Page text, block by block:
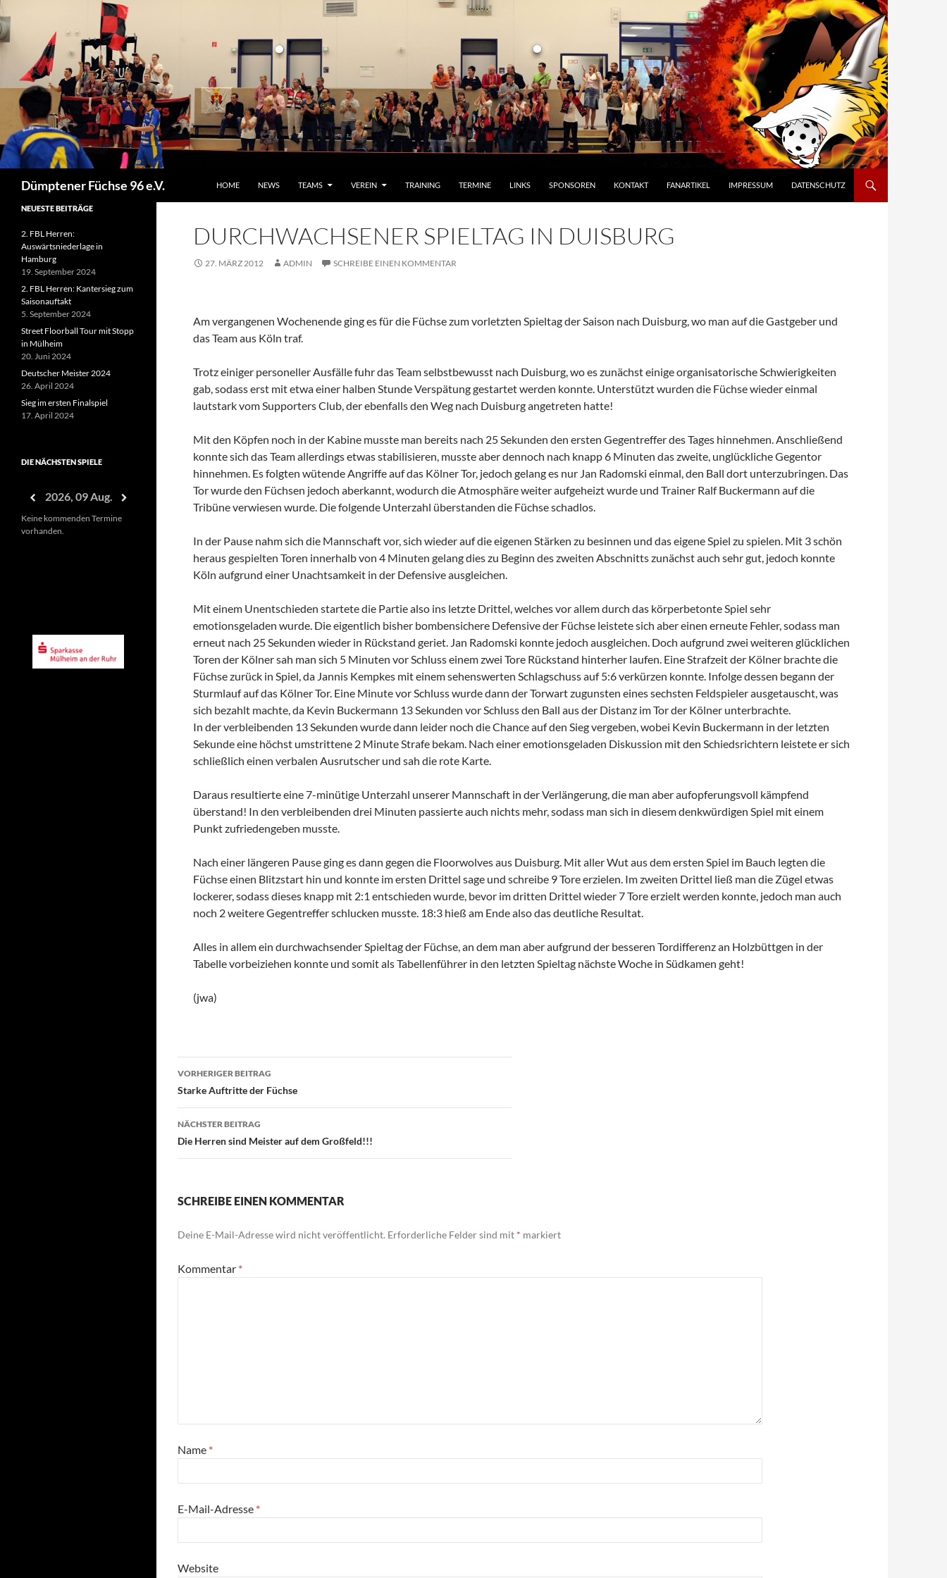
Dümptener Füchse 96 e.V.
HOME
NEWS TEAMS VEREIN TRAINING TERMINE LINKS SPONSOREN KONTAKT FANARTIKEL IMPRESSUM DATENSCHUTZ
DURCHWACHSENER SPIELTAG IN DUISBURG
27. MÄRZ 2012 ADMIN SCHREIBE EINEN KOMMENTAR
Am vergangenen Wochenende ging es für die Füchse zum vorletzten Spieltag der Saison nach Duisburg, wo man auf die Gastgeber und
das Team aus Köln traf.
Trotz einiger personeller Ausfälle fuhr das Team selbstbewusst nach Duisburg, wo es zunächst einige organisatorische Schwierigkeiten
gab, sodass erst mit etwa einer halben Stunde Verspätung gestartet werden konnte. Unterstützt wurden die Füchse wieder einmal
lautstark vom Supporters Club, der ebenfalls den Weg nach Duisburg angetreten hatte!
Mit den Köpfen noch in der Kabine musste man bereits nach 25 Sekunden den ersten Gegentreffer des Tages hinnehmen. Anschließend
konnte sich das Team allerdings etwas stabilisieren, musste aber dennoch nach knapp 6 Minuten das zweite, unglückliche Gegentor
hinnehmen. Es folgten wütende Angriffe auf das Kölner Tor, jedoch gelang es nur Jan Radomski einmal, den Ball dort unterzubringen. Das
Tor wurde den Füchsen jedoch aberkannt, wodurch die Atmosphäre weiter aufgeheizt wurde und Trainer Ralf Buckermann auf die
Tribüne verwiesen wurde. Die folgende Unterzahl überstanden die Füchse schadlos.
In der Pause nahm sich die Mannschaft vor, sich wieder auf die eigenen Stärken zu besinnen und das eigene Spiel zu spielen. Mit 3 schön
heraus gespielten Toren innerhalb von 4 Minuten gelang dies zu Beginn des zweiten Abschnitts zunächst auch sehr gut, jedoch konnte
Köln aufgrund einer Unachtsamkeit in der Defensive ausgleichen.
Mit einem Unentschieden startete die Partie also ins letzte Drittel, welches vor allem durch das körperbetonte Spiel sehr
emotionsgeladen wurde. Die eigentlich bisher bombensichere Defensive der Füchse leistete sich aber einen erneute Fehler, sodass man
erneut nach 25 Sekunden wieder in Rückstand geriet. Jan Radomski konnte jedoch ausgleichen. Doch aufgrund zwei weiteren glücklichen
Toren der Kölner sah man sich 5 Minuten vor Schluss einem zwei Tore Rückstand hinterher laufen. Eine Strafzeit der Kölner brachte die
Füchse zurück in Spiel, da Jannis Kempkes mit einem sehenswerten Schlagschuss auf 5:6 verkürzen konnte. Infolge dessen begann der
Sturmlauf auf das Kölner Tor. Eine Minute vor Schluss wurde dann der Torwart zugunsten eines sechsten Feldspieler ausgetauscht, was
sich bezahlt machte, da Kevin Buckermann 13 Sekunden vor Schluss den Ball aus der Distanz im Tor der Kölner unterbrachte.
In der verbleibenden 13 Sekunden wurde dann leider noch die Chance auf den Sieg vergeben, wobei Kevin Buckermann in der letzten
Sekunde eine höchst umstrittene 2 Minute Strafe bekam. Nach einer emotionsgeladen Diskussion mit den Schiedsrichtern leistete er sich
schließlich einen verbalen Ausrutscher und sah die rote Karte.
Daraus resultierte eine 7-minütige Unterzahl unserer Mannschaft in der Verlängerung, die man aber aufopferungsvoll kämpfend
überstand! In den verbleibenden drei Minuten passierte auch nichts mehr, sodass man sich in diesem denkwürdigen Spiel mit einem
Punkt zufriedengeben musste.
Nach einer längeren Pause ging es dann gegen die Floorwolves aus Duisburg. Mit aller Wut aus dem ersten Spiel im Bauch legten die
Füchse einen Blitzstart hin und konnte im ersten Drittel sage und schreibe 9 Tore erzielen. Im zweiten Drittel ließ man die Zügel etwas
lockerer, sodass dieses knapp mit 2:1 entschieden wurde, bevor im dritten Drittel wieder 7 Tore erzielt werden konnte, jedoch man auch
noch 2 weitere Gegentreffer schlucken musste. 18:3 hieß am Ende also das deutliche Resultat.
Alles in allem ein durchwachsender Spieltag der Füchse, an dem man aber aufgrund der besseren Tordifferenz an Holzbüttgen in der
Tabelle vorbeiziehen konnte und somit als Tabellenführer in den letzten Spieltag nächste Woche in Südkamen geht!
(jwa)
Beitragsnavigation
VORHERIGER BEITRAG
Starke Auftritte der Füchse
NÄCHSTER BEITRAG
Die Herren sind Meister auf dem Großfeld!!!
SCHREIBE EINEN KOMMENTAR
Deine E-Mail-Adresse wird nicht veröffentlicht. Erforderliche Felder sind mit * markiert
Kommentar *
Name *
E-Mail-Adresse *
Website
NEUESTE BEITRÄGE
2. FBL Herren:
Auswärtsniederlage in
Hamburg
19. September 2024
2. FBL Herren: Kantersieg zum
Saisonauftakt
5. September 2024
Street Floorball Tour mit Stopp
in Mülheim
20. Juni 2024
Deutscher Meister 2024
26. April 2024
Sieg im ersten Finalspiel
17. April 2024
DIE NÄCHSTEN SPIELE
2026, 09 Aug.
Keine kommenden Termine
vorhanden.